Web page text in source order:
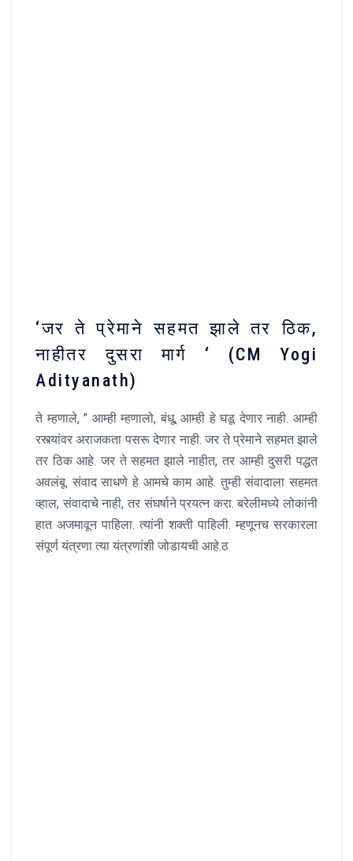
‘जर ते प्रेमाने सहमत झाले तर ठिक,
नाहीतर दुसरा मार्ग ‘ (CM Yogi
Adityanath)
ते म्हणाले, ” आम्ही म्हणालो, बंधू, आम्ही हे घडू देणार नाही. आम्ही
रस्त्यांवर अराजकता पसरू देणार नाही. जर ते प्रेमाने सहमत झाले
तर ठिक आहे. जर ते सहमत झाले नाहीत, तर आम्ही दुसरी पद्धत
अवलंबू. संवाद साधणे हे आमचे काम आहे. तुम्ही संवादाला सहमत
व्हाल, संवादाचे नाही, तर संघर्षाने प्रयत्न करा. बरेलीमध्ये लोकांनी
हात अजमावून पाहिला. त्यांनी शक्ती पाहिली. म्हणूनच सरकारला
संपूर्ण यंत्रणा त्या यंत्रणांशी जोडायची आहे.ठ